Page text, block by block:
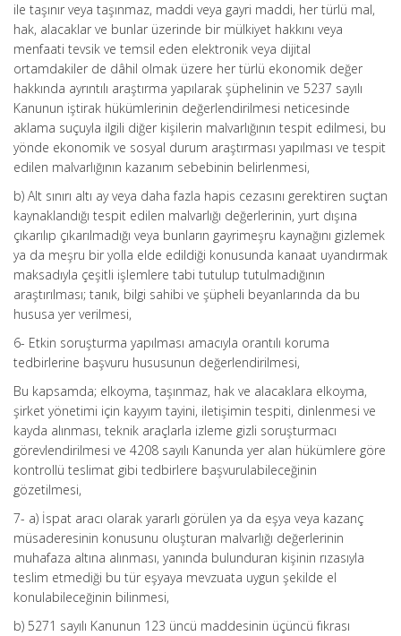
ile taşınır veya taşınmaz, maddi veya gayri maddi, her türlü mal,
hak, alacaklar ve bunlar üzerinde bir mülkiyet hakkını veya
menfaati tevsik ve temsil eden elektronik veya dijital
ortamdakiler de dâhil olmak üzere her türlü ekonomik değer
hakkında ayrıntılı araştırma yapılarak şüphelinin ve 5237 sayılı
Kanunun iştirak hükümlerinin değerlendirilmesi neticesinde
aklama suçuyla ilgili diğer kişilerin malvarlığının tespit edilmesi, bu
yönde ekonomik ve sosyal durum araştırması yapılması ve tespit
edilen malvarlığının kazanım sebebinin belirlenmesi,
b) Alt sınırı altı ay veya daha fazla hapis cezasını gerektiren suçtan
kaynaklandığı tespit edilen malvarlığı değerlerinin, yurt dışına
çıkarılıp çıkarılmadığı veya bunların gayrimeşru kaynağını gizlemek
ya da meşru bir yolla elde edildiği konusunda kanaat uyandırmak
maksadıyla çeşitli işlemlere tabi tutulup tutulmadığının
araştırılması; tanık, bilgi sahibi ve şüpheli beyanlarında da bu
hususa yer verilmesi,
6- Etkin soruşturma yapılması amacıyla orantılı koruma
tedbirlerine başvuru hususunun değerlendirilmesi,
Bu kapsamda; elkoyma, taşınmaz, hak ve alacaklara elkoyma,
şirket yönetimi için kayyım tayini, iletişimin tespiti, dinlenmesi ve
kayda alınması, teknik araçlarla izleme gizli soruşturmacı
görevlendirilmesi ve 4208 sayılı Kanunda yer alan hükümlere göre
kontrollü teslimat gibi tedbirlere başvurulabileceğinin
gözetilmesi,
7- a) İspat aracı olarak yararlı görülen ya da eşya veya kazanç
müsaderesinin konusunu oluşturan malvarlığı değerlerinin
muhafaza altına alınması, yanında bulunduran kişinin rızasıyla
teslim etmediği bu tür eşyaya mevzuata uygun şekilde el
konulabileceğinin bilinmesi,
b) 5271 sayılı Kanunun 123 üncü maddesinin üçüncü fıkrası